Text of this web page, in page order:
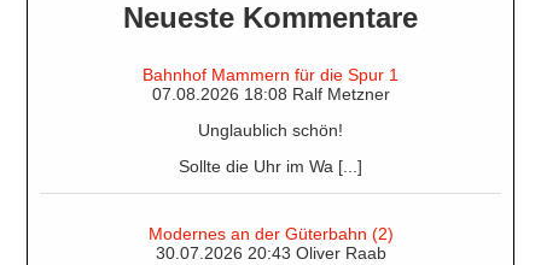
Neueste Kommentare
Bahnhof Mammern für die Spur 1
07.08.2026 18:08 Ralf Metzner
Unglaublich schön!
Sollte die Uhr im Wa [...]
Modernes an der Güterbahn (2)
30.07.2026 20:43 Oliver Raab